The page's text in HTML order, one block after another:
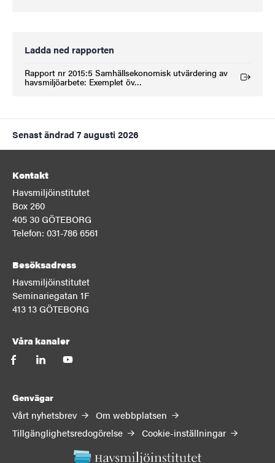
Ladda ned rapporten
Rapport nr 2015:5 Samhällsekonomisk utvärdering av
havsmiljöarbete: Exemplet öv…
(Extern länk)
Senast ändrad 7 augusti 2026
Kontakt
Havsmiljöinstitutet
Box 260
405 30 GÖTEBORG
Telefon: 031-786 6561
Besöksadress
Havsmiljöinstitutet
Seminariegatan 1F
413 13 GÖTEBORG
Våra kanaler
facebooklinkedinyoutube
Genvägar
Vårt nyhetsbrev
Om webbplatsen
Tillgänglighetsredogörelse
Cookie-inställningar